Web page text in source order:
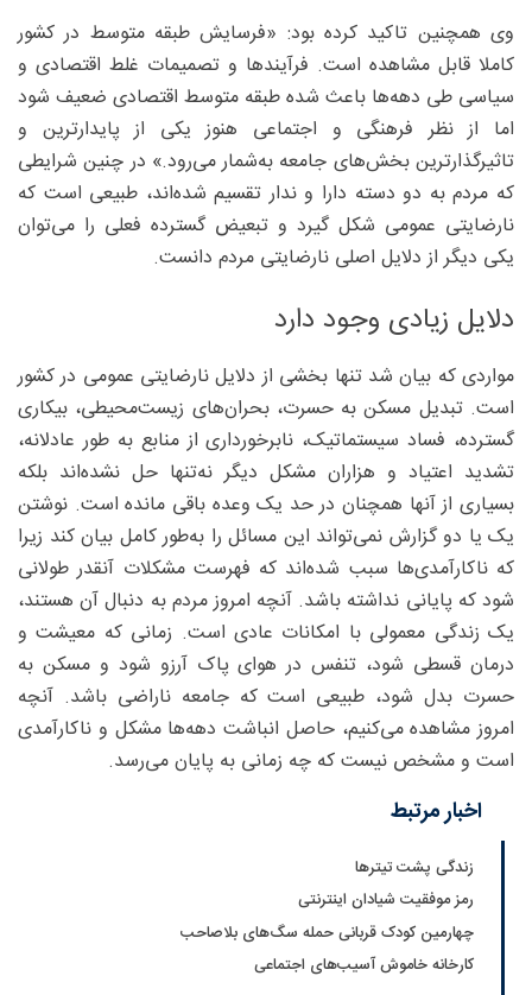
وی همچنین تاکید کرده بود: «فرسایش طبقه متوسط در کشور
کاملا قابل مشاهده است. فرآیندها و تصمیمات غلط اقتصادی و
سیاسی طی دهه‌ها باعث شده طبقه متوسط اقتصادی ضعیف شود
اما از نظر فرهنگی و اجتماعی هنوز یکی از پایدارترین و
تاثیرگذارترین بخش‌های جامعه به‌شمار می‌رود.» در چنین شرایطی
که مردم به دو دسته دارا و ندار تقسیم شده‌اند، طبیعی است که
نارضایتی عمومی شکل گیرد و تبعیض گسترده فعلی را می‌توان
یکی دیگر از دلایل اصلی نارضایتی مردم دانست.
دلایل زیادی وجود دارد
مواردی که بیان شد تنها بخشی از دلایل نارضایتی عمومی در کشور
است. تبدیل مسکن به حسرت، بحران‌های زیست‌محیطی، بیکاری
گسترده، فساد سیستماتیک، نابرخورداری از منابع به طور عادلانه،
تشدید اعتیاد و ‌هزاران مشکل دیگر نه‌تنها حل نشده‌اند بلکه
بسیاری از آنها همچنان در حد یک وعده باقی مانده است. نوشتن
یک یا دو گزارش نمی‌تواند این مسائل را به‌طور کامل بیان کند زیرا
که ناکارآمدی‌ها سبب شده‌اند که فهرست مشکلات آنقدر طولانی
شود که پایانی نداشته باشد. آنچه امروز مردم به دنبال آن هستند،
یک زندگی معمولی با امکانات عادی است. زمانی که معیشت و
درمان قسطی شود، تنفس در هوای پاک آرزو شود و مسکن به
حسرت بدل شود، طبیعی است که جامعه ناراضی باشد. آنچه
امروز مشاهده می‌کنیم، حاصل انباشت دهه‌ها مشکل و ناکارآمدی
است و مشخص نیست که چه زمانی به پایان می‌رسد.
اخبار مرتبط
زندگی پشت تیترها
رمز موفقیت شیادان اینترنتی
چهارمین کودک قربانی حمله سگ‌های بلاصاحب
کارخانه خاموش آسیب‌های اجتماعی